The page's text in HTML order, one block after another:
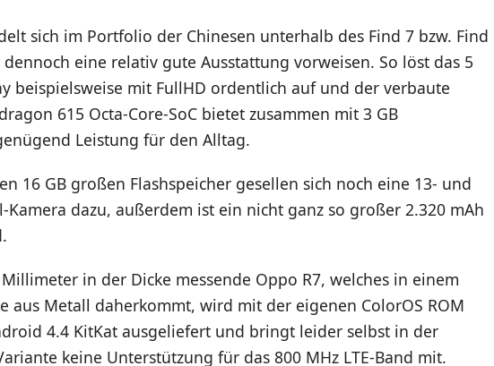
sich im Portfolio der Chinesen unterhalb des Find 7 bzw. Find
eine relativ gute Ausstattung vorweisen. So löst das 5
beispielsweise mit FullHD ordentlich auf und der verbaute
615 Octa-Core-SoC bietet zusammen mit 3 GB
Leistung für den Alltag.
16 GB großen Flashspeicher gesellen sich noch eine 13- und
Kamera dazu, außerdem ist ein nicht ganz so großer 2.320 mAh
in der Dicke messende Oppo R7, welches in einem
aus Metall daherkommt, wird mit der eigenen ColorOS ROM
4.4 KitKat ausgeliefert und bringt leider selbst in der
keine Unterstützung für das 800 MHz LTE-Band mit.